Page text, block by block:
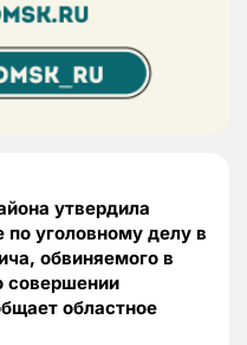
утвердила
по уголовному делу в
обвиняемого в
совершении
областное